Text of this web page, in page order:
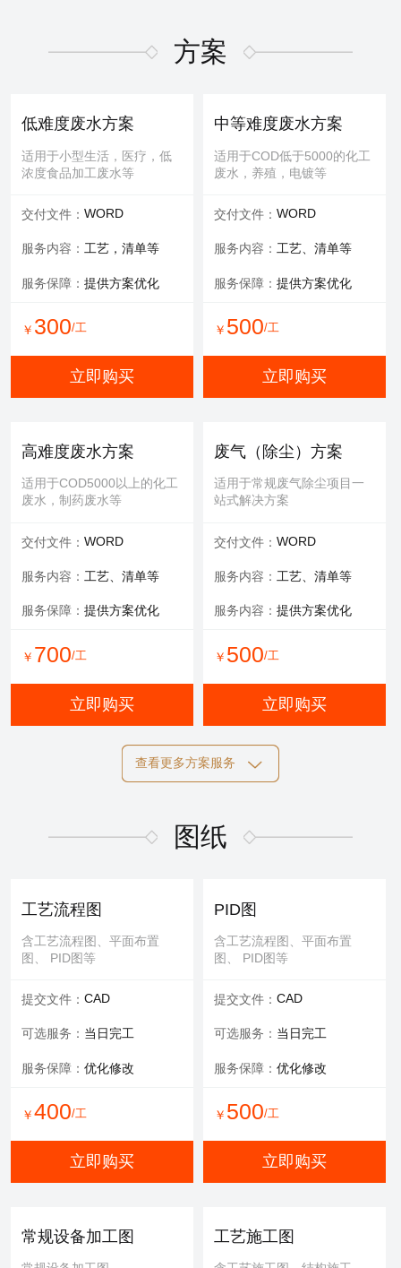
制，增加或删减功能版块等
维修内容：提供编程服务
可选服务：提供管线材料
立即购买
式膜，板式膜，陶瓷膜等
可选服务：提供清洗药剂
服务保障：通量至70%
立即购买
有限空间作业
适用于一体化设备内部，
井，窖，地下操作室等
安全保障：专业设备持证
服务内容：清理，维修等
立即购买
填料更换
适用于河道，池塘，景观
水，污水池体，环保设备等
可选服务：填料购买
立即购买
设备清洗
适用于玻璃钢，污水池体清
洁，过滤罐、一体化设备等
定期清洗优惠
立即购买
方案
低难度废水方案
适用于小型生活，医疗，低
浓度食品加工废水等
交付文件： WORD
服务内容： 工艺，清单等
服务保障： 提供方案优化
￥ 300/工
立即购买
中等难度废水方案
适用于COD低于5000的化工
废水，养殖，电镀等
交付文件： WORD
服务内容： 工艺、清单等
服务保障： 提供方案优化
￥ 500/工
立即购买
高难度废水方案
适用于COD5000以上的化工
废水，制药废水等
交付文件： WORD
服务内容： 工艺、清单等
服务保障： 提供方案优化
￥ 700/工
立即购买
废气（除尘）方案
适用于常规废气除尘项目一
站式解决方案
交付文件： WORD
服务内容： 工艺、清单等
服务内容： 提供方案优化
￥ 500/工
立即购买
服务承诺：包修改
立即购买
标书制作
文件编写
服务内容：
服务保障：提供方案优化
立即购买
环评报告
适用于环评、清洁生产、验
收报告、入河排污口论证报
可选服务： 专家评审
查看更多方案服务
图纸
工艺流程图
含工艺流程图、平面布置
图、 PID图等
提交文件： CAD
可选服务： 当日完工
服务保障： 优化修改
￥400/工
立即购买
PID图
含工艺流程图、平面布置
图、 PID图等
提交文件： CAD
可选服务： 当日完工
服务保障： 优化修改
￥ 500/工
立即购买
常规设备加工图 工艺施工图